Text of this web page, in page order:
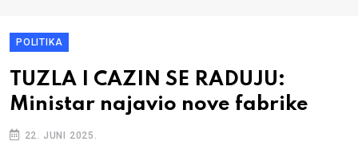
POLITIKA
TUZLA I CAZIN SE RADUJU:
Ministar najavio nove fabrike
22. JUNI 2025.